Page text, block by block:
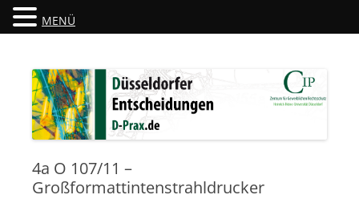
Düsseldorfer Entscheidungen
4a O 107/11 –
Großformattintenstrahldrucker
MENÜ